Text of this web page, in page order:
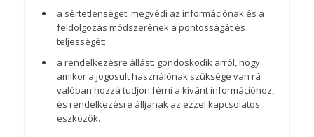
a sértetlenséget: megvédi az információnak és a
feldolgozás módszerének a pontosságát és
teljességét;
a rendelkezésre állást: gondoskodik arról, hogy
amikor a jogosult használónak szüksége van rá
valóban hozzá tudjon férni a kívánt információhoz,
és rendelkezésre álljanak az ezzel kapcsolatos
eszközök.